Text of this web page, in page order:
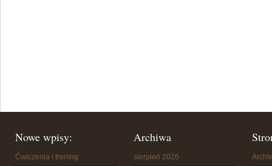
Nowe wpisy:
Ćwiczenia i trening
Archiwa
sierpień 2026